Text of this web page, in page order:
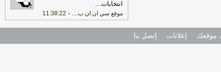
انتخابات...
موقع سي ان ان ب...
-
11:38:22
موقعك إعلانات إتصل بنا